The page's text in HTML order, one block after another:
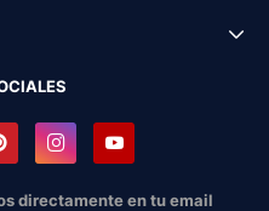
directamente en tu email